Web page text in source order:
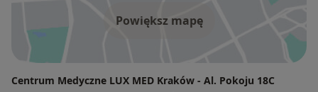
Powiększ mapę
Centrum Medyczne LUX MED Kraków - Al. Pokoju 18C